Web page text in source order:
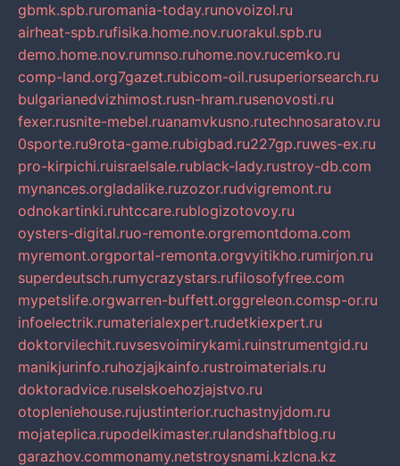
gbmk.spb.ruromania-today.runovoizol.ru
airheat-spb.rufisika.home.nov.ruorakul.spb.ru
demo.home.nov.rumnso.ruhome.nov.rucemko.ru
comp-land.org7gazet.rubicom-oil.rusuperiorsearch.ru
bulgarianedvizhimost.rusn-hram.rusenovosti.ru
fexer.rusnite-mebel.ruanamvkusno.rutechnosaratov.ru
0sporte.ru9rota-game.rubigbad.ru227gp.ruwes-ex.ru
pro-kirpichi.ruisraelsale.rublack-lady.rustroy-db.com
mynances.orgladalike.ruzozor.rudvigremont.ru
odnokartinki.ruhtccare.rublogizotovoy.ru
oysters-digital.ruo-remonte.orgremontdoma.com
myremont.orgportal-remonta.orgvyitikho.rumirjon.ru
superdeutsch.rumycrazystars.rufilosofyfree.com
mypetslife.orgwarren-buffett.orggreleon.comsp-or.ru
infoelectrik.rumaterialexpert.rudetkiexpert.ru
doktorvilechit.ruvsesvoimirykami.ruinstrumentgid.ru
manikjurinfo.ruhozjajkainfo.rustroimaterials.ru
doktoradvice.ruselskoehozjajstvo.ru
otopleniehouse.rujustinterior.ruchastnyjdom.ru
mojateplica.rupodelkimaster.rulandshaftblog.ru
garazhov.commonamy.netstroysnami.kzlcna.kz